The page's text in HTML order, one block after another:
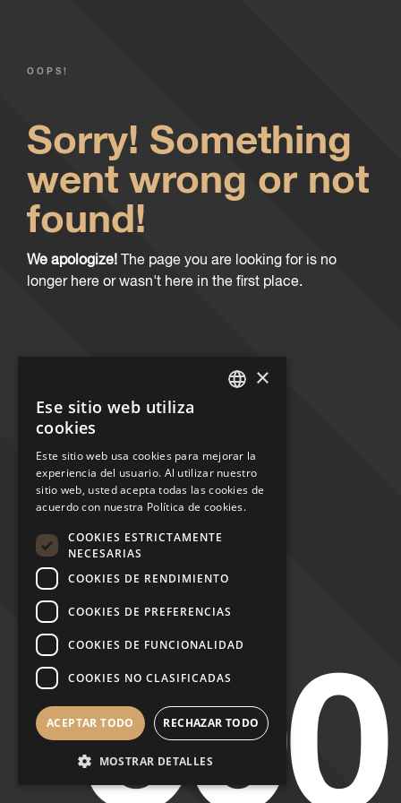
OOPS!
Sorry! Something
went wrong or not
found!
We apologize! The page you are looking for is no
longer here or wasn't here in the first place.
500
ITALIAN
SPANISH
GERMAN
×
Ese sitio web utiliza
cookies
Este sitio web usa cookies para mejorar la
experiencia del usuario. Al utilizar nuestro
sitio web, usted acepta todas las cookies de
acuerdo con nuestra Política de cookies.
COOKIES ESTRICTAMENTE
NECESARIAS
COOKIES DE RENDIMIENTO
COOKIES DE PREFERENCIAS
COOKIES DE FUNCIONALIDAD
COOKIES NO CLASIFICADAS
ACEPTAR TODO RECHAZAR TODO
MOSTRAR DETALLES